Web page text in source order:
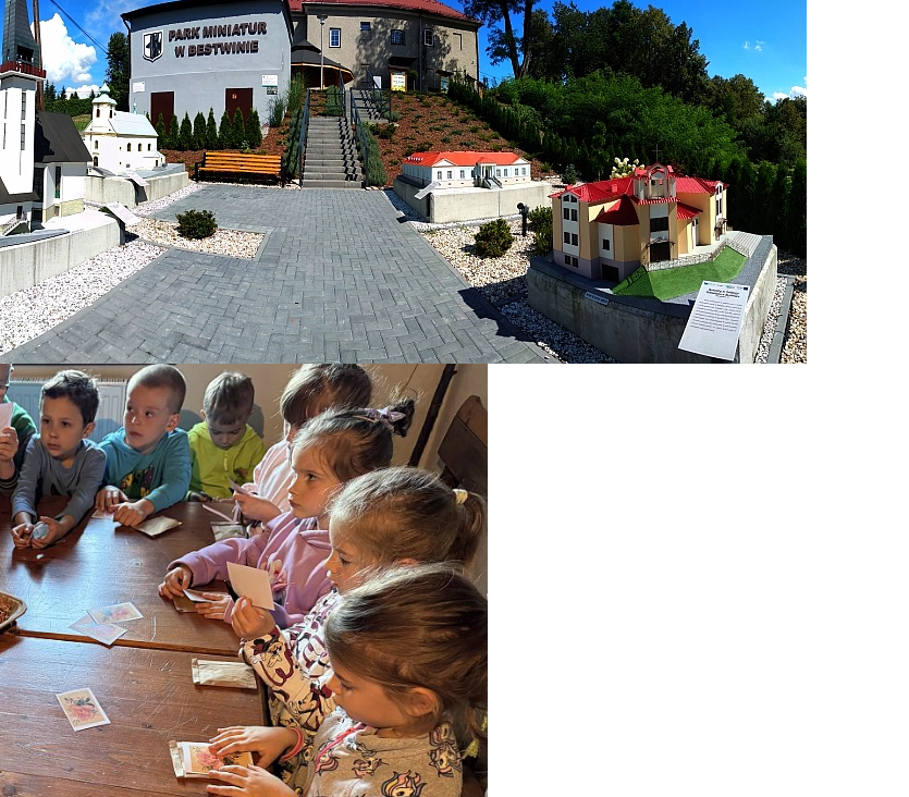
Regionalnym -
wyjątkowe warsztaty, które przyciągnęły
i pachnidła" dzieci miały okazję stworzyć własne,
prezentem dla ich ukochanych mam.